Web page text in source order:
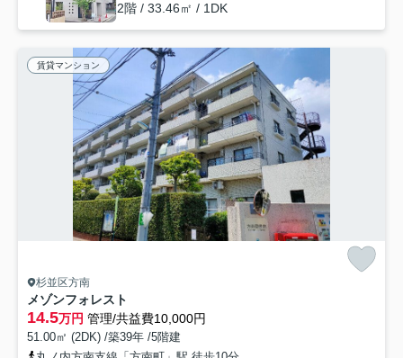
2階 / 33.46㎡ / 1DK
賃貸マンション
杉並区方南
メゾンフォレスト
14.5万円 管理/共益費10,000円
51.00㎡ (2DK) /築39年 /5階建